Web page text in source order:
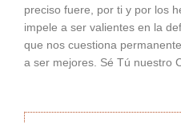
preciso fuere, por ti y por los
impele a ser valientes en la
que nos cuestiona
a ser mejores. Sé Tú nuestro